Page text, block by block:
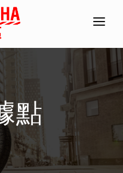
點